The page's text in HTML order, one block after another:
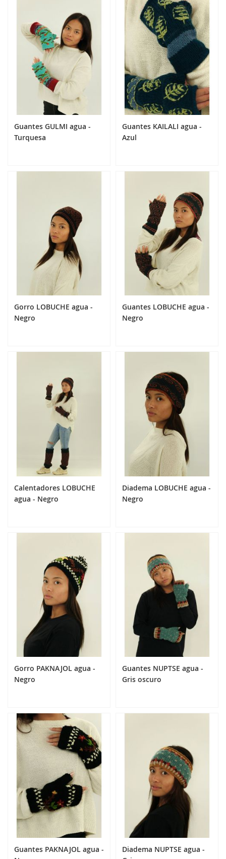
Guantes GULMI agua -
Turquesa
Guantes KAILALI agua -
Azul
Añadir al carrito
Gorro LOBUCHE agua -
Negro
Guantes LOBUCHE agua -
Negro
Añadir al carrito
Calentadores LOBUCHE
agua - Negro
Diadema LOBUCHE agua -
Negro
Añadir al carrito
Gorro PAKNAJOL agua -
Negro
Añadir al carrito
Guantes NUPTSE agua -
Gris oscuro
Guantes PAKNAJOL agua -
Diadema NUPTSE agua -